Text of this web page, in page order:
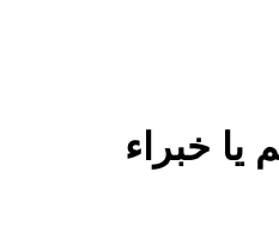
يا خبراء